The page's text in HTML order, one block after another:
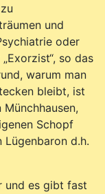
und
oder
so das
warum man
bleibt, ist
Schopf
d.h.
und es gibt fast